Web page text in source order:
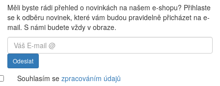
Měli byste rádi přehled o novinkách na našem e-shopu? Přihlaste
se k odběru novinek, které vám budou pravidelně přicházet na e-
mail. S námi budete vždy v obraze.
Odeslat
Souhlasím se zpracováním údajů